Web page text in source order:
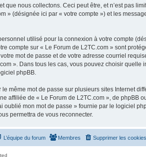
nous collectons. Ceci peut être, et n’est pas
» (désignée ici par « votre compte ») et les
utilisé pour la connexion à votre compte
compte sur « Le Forum de L2TC.com » sont
mot de passe et de votre adresse courriel
». Dans tous les cas, vous pouvez choisir quelle
phpBB.
même mot de passe sur plusieurs sites Internet
affiliée de « Le Forum de L2TC.com », de phpBB
mon mot de passe » fournie par le logiciel
permettra de vous reconnecter.
Supprimer les cookies
Membres
L’équipe du forum